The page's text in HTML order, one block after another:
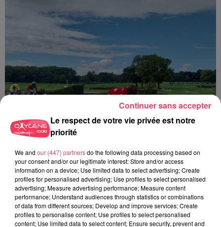
PODCAST – René Périgois, Président de la Société des Courses de
Segré
Le respect de votre vie privée est notre
priorité
We and our (447) partnersdo the following data processing based on
your consent and/or our legitimate interest: Store and/or access
information on a device; Use limited data to select advertising; Create
profiles for personalised advertising; Use profiles to select personalised
advertising; Measure advertising performance; Measure content
performance; Understand audiences through statistics or combinations
of data from different sources; Develop and improve services; Create
profiles to personalise content; Use profiles to select personalised
content; Use limited data to select content; Ensure security, prevent and
Continuer sans accepter